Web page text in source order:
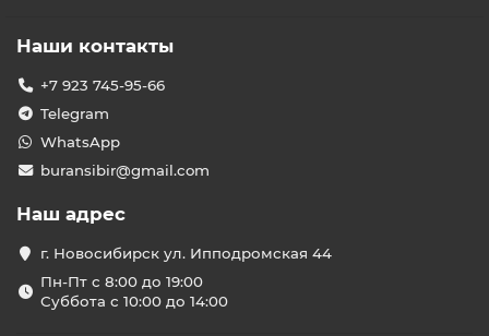
Наши контакты
+7 923 745-95-66
Telegram
WhatsApp
buransibir@gmail.com
Наш адрес
г. Новосибирск ул. Ипподромская 44
Пн-Пт с 8:00 до 19:00
Суббота с 10:00 до 14:00